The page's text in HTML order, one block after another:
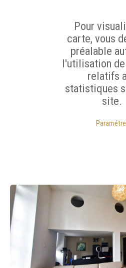
Pour
carte, vous
préalable
l'utilisation
relatifs
statistiques
site.